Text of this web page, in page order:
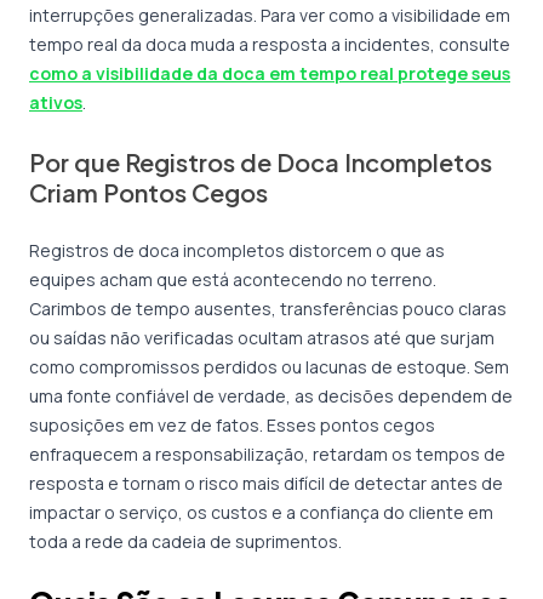
interrupções generalizadas. Para ver como a visibilidade em
tempo real da doca muda a resposta a incidentes, consulte
como a visibilidade da doca em tempo real protege seus
ativos.
Por que Registros de Doca Incompletos
Criam Pontos Cegos
Registros de doca incompletos distorcem o que as
equipes acham que está acontecendo no terreno.
Carimbos de tempo ausentes, transferências pouco claras
ou saídas não verificadas ocultam atrasos até que surjam
como compromissos perdidos ou lacunas de estoque. Sem
uma fonte confiável de verdade, as decisões dependem de
suposições em vez de fatos. Esses pontos cegos
enfraquecem a responsabilização, retardam os tempos de
resposta e tornam o risco mais difícil de detectar antes de
impactar o serviço, os custos e a confiança do cliente em
toda a rede da cadeia de suprimentos.